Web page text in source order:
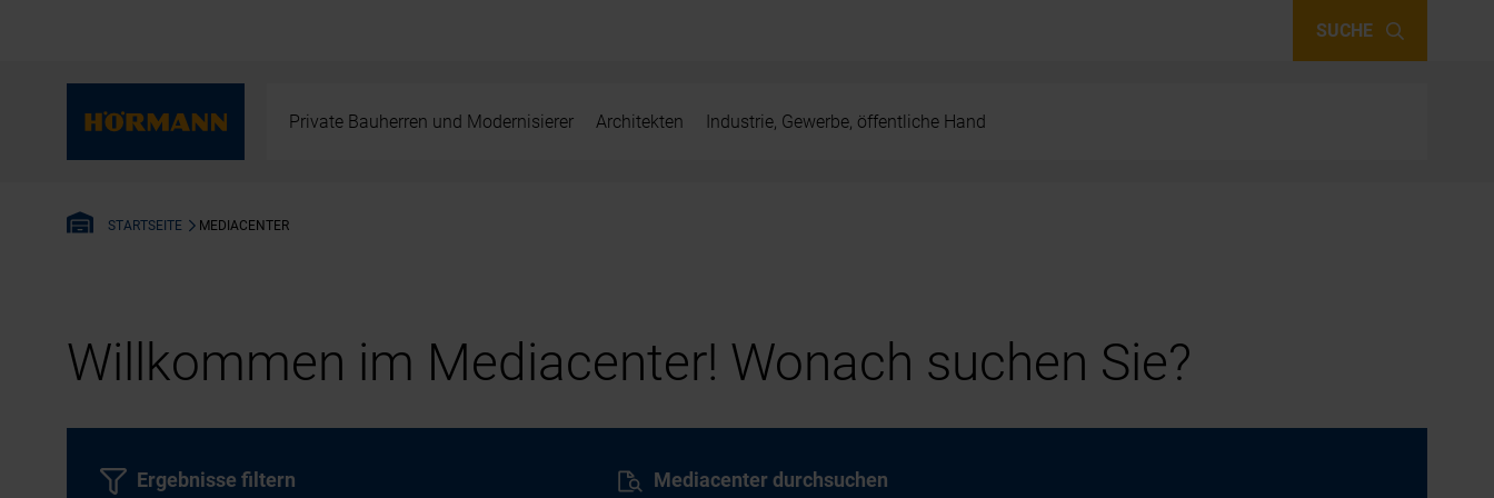
SUCHE
Private Bauherren und Modernisierer Architekten Industrie, Gewerbe, öffentliche Hand
STARTSEITE MEDIACENTER
Willkommen im Mediacenter! Wonach suchen Sie?
Mediacenter durchsuchen
Ergebnisse filtern